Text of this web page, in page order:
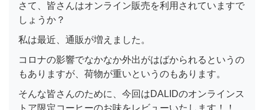
さて、皆さんはオンライン販売を利用されていますで
しょうか？
私は最近、通販が増えました。
コロナの影響でなかなか外出がはばかられるというの
もありますが、荷物が重いというのもあります。
そんな皆さんのために、今回はDALIDのオンラインス
トア限定コーヒーのお味をレビューいたします！！